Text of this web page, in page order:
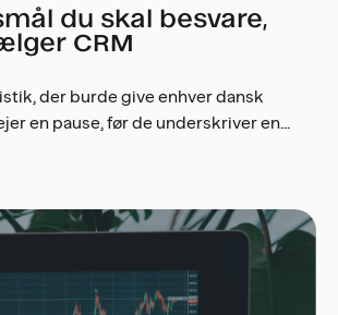
du skal besvare,
CRM
der burde give enhver dansk
en pause, før de underskriver en...